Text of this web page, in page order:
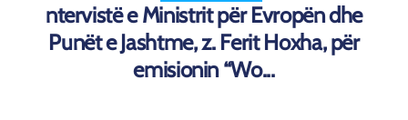
ntervistë e Ministrit për Evropën dhe
Punët e Jashtme, z. Ferit Hoxha, për
emisionin “Wo...